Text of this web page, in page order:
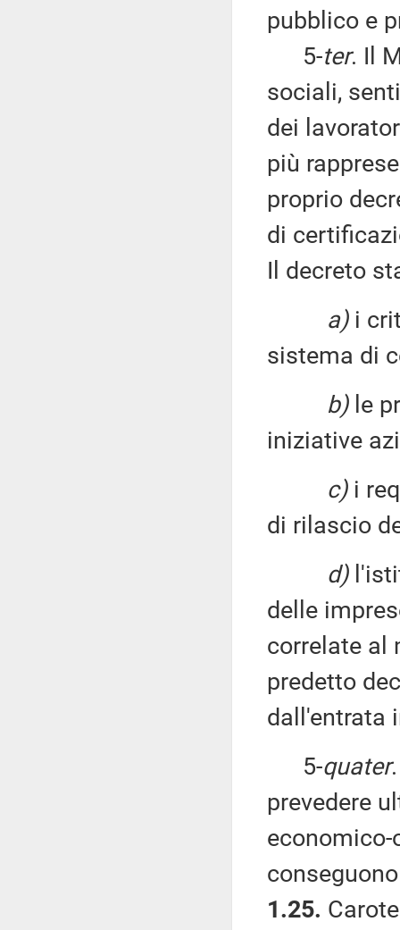
pubblico e
5-ter. Il
sociali,
dei
più
proprio
di
Il decreto
a)i
sistema di
b)le
iniziative
c)i
di rilascio
d)
delle
correlate al
predetto
dall'entrata
5-quater
prevedere
economico-
1.25.